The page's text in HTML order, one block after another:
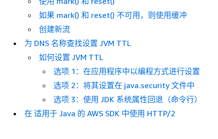
如果 mark() 和 reset() 不可用，则使用缓冲
创建新流
为 DNS 名称查找设置 JVM TTL
如何设置 JVM TTL
选项 1：在应用程序中以编程方式进行设置
选项 2：将其设置在 java.security 文件中
选项 3：使用 JDK 系统属性回退（命令行）
在 适用于 Java 的 AWS SDK 中使用 HTTP/2